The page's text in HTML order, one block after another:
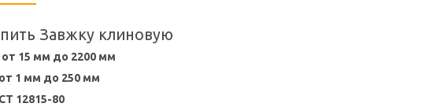
Завжку клиновую
15 мм до 2200 мм
1 мм до 250 мм
12815-80